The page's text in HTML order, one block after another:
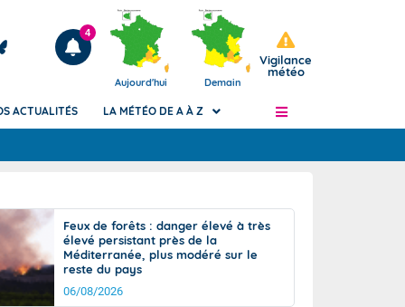
Articles
4
Aujourd'hui Demain
Vigilance
météo
Phénomènes dangereux de J+2 à J+7
Avertissement pluies intenses à l'échelle
des communes (Apic)
Bulletins Marine
ACTUALITÉS LA MÉTÉO DE A À Z
Feux de forêts : danger élevé à très
élevé persistant près de la
Méditerranée, plus modéré sur le
reste du pays
06/08/2026